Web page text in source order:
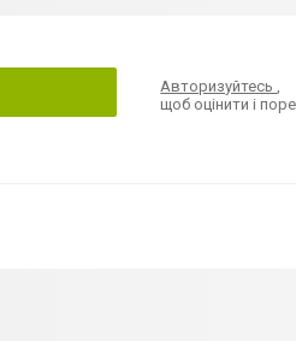
Авторизуйтесь,
щоб оцінити і